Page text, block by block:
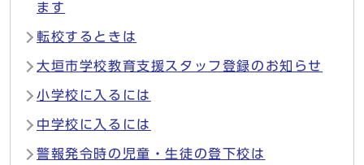
ます
転校するときは
大垣市学校教育支援スタッフ登録のお知らせ
小学校に入るには
中学校に入るには
警報発令時の児童・生徒の登下校は